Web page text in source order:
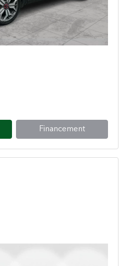
Financement